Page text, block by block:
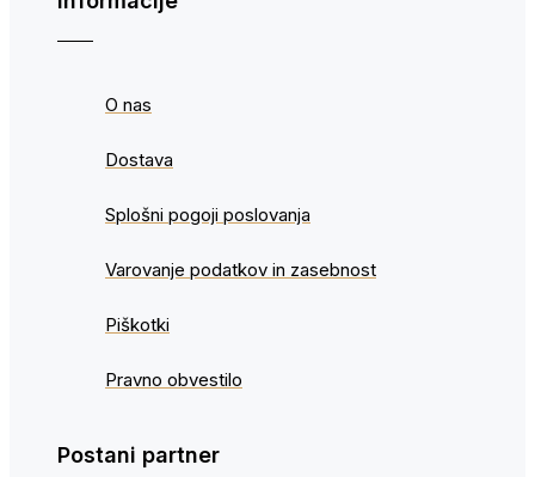
O nas
Dostava
Splošni pogoji poslovanja
Varovanje podatkov in zasebnost
Piškotki
Pravno obvestilo
Postani partner